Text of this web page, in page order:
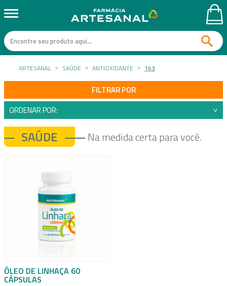
ARTESANAL SAÚDE ANTIOXIDANTE 163
FILTRAR POR
ORDENAR POR:
SAÚDE Na medida certa para você.
ÓLEO DE LINHAÇA 60
CÁPSULAS